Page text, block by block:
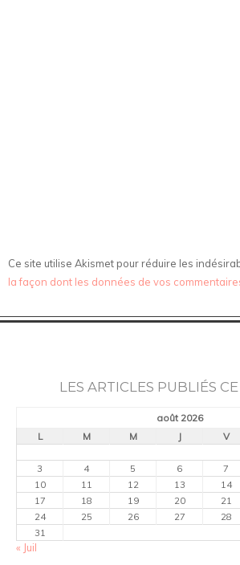
Ce site utilise Akismet pour réduire les
la façon dont les données de vos
LES ARTICLES PUBLIÉS
août 2026
L
M M J V
3
4 5 6 7
10
11 12 13 14
17
18 19 20 21
24
25 26 27 28
31
« Juil